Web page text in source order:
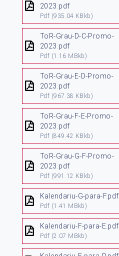
2023.pdf
Pdf (935.04 KBkb)
ToR-Grau-D-C-Promo-
2023.pdf
Pdf (1.16 MBkb)
ToR-Grau-E-D-Promo-
2023.pdf
Pdf (967.38 KBkb)
ToR-Grau-F-E-Promo-
2023.pdf
Pdf (849.42 KBkb)
ToR-Grau-G-F-Promo-
2023.pdf
Pdf (991.12 KBkb)
Kalendariu-G-para-F.pdf
Pdf (1.41 MBkb)
Kalendariu-F-para-E.pdf
Pdf (2.07 MBkb)